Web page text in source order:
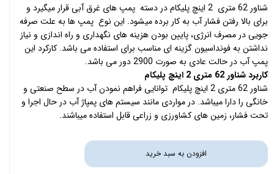
شناور 62 متری 2 اینچ پلیکام در دسته پمپ های غرق آبی قرار میگیرد و
برای بالا رفتن فشار آب به کار برده میشود. این نوع پمپ ها به علت صرفه
جویی در مصرف انرژی، پایین بودن هزینه های نگهداری و راه اندازی و نیاز
نداشتن به فونداسیون گزینه ای مناسب برای استفاده می باشد. کارکرد این
پمپ آب در حالت عادی به صورت 2900 دور می باشد.
کاربرد شناور 62 متری 2 اینچ پلیکام
شناور 62 متری 2 اینچ پلیکام توانایی فراهم نمودن آب در سطح صنعتی و
خانگی را دارا میباشد. در مواردی مانند سیستم های پمپاژ آب در حال اجرا و
تحت فشار، زمین های کشاورزی و زراعی قابل استفاده میباشند.
افزودن به سبد خرید